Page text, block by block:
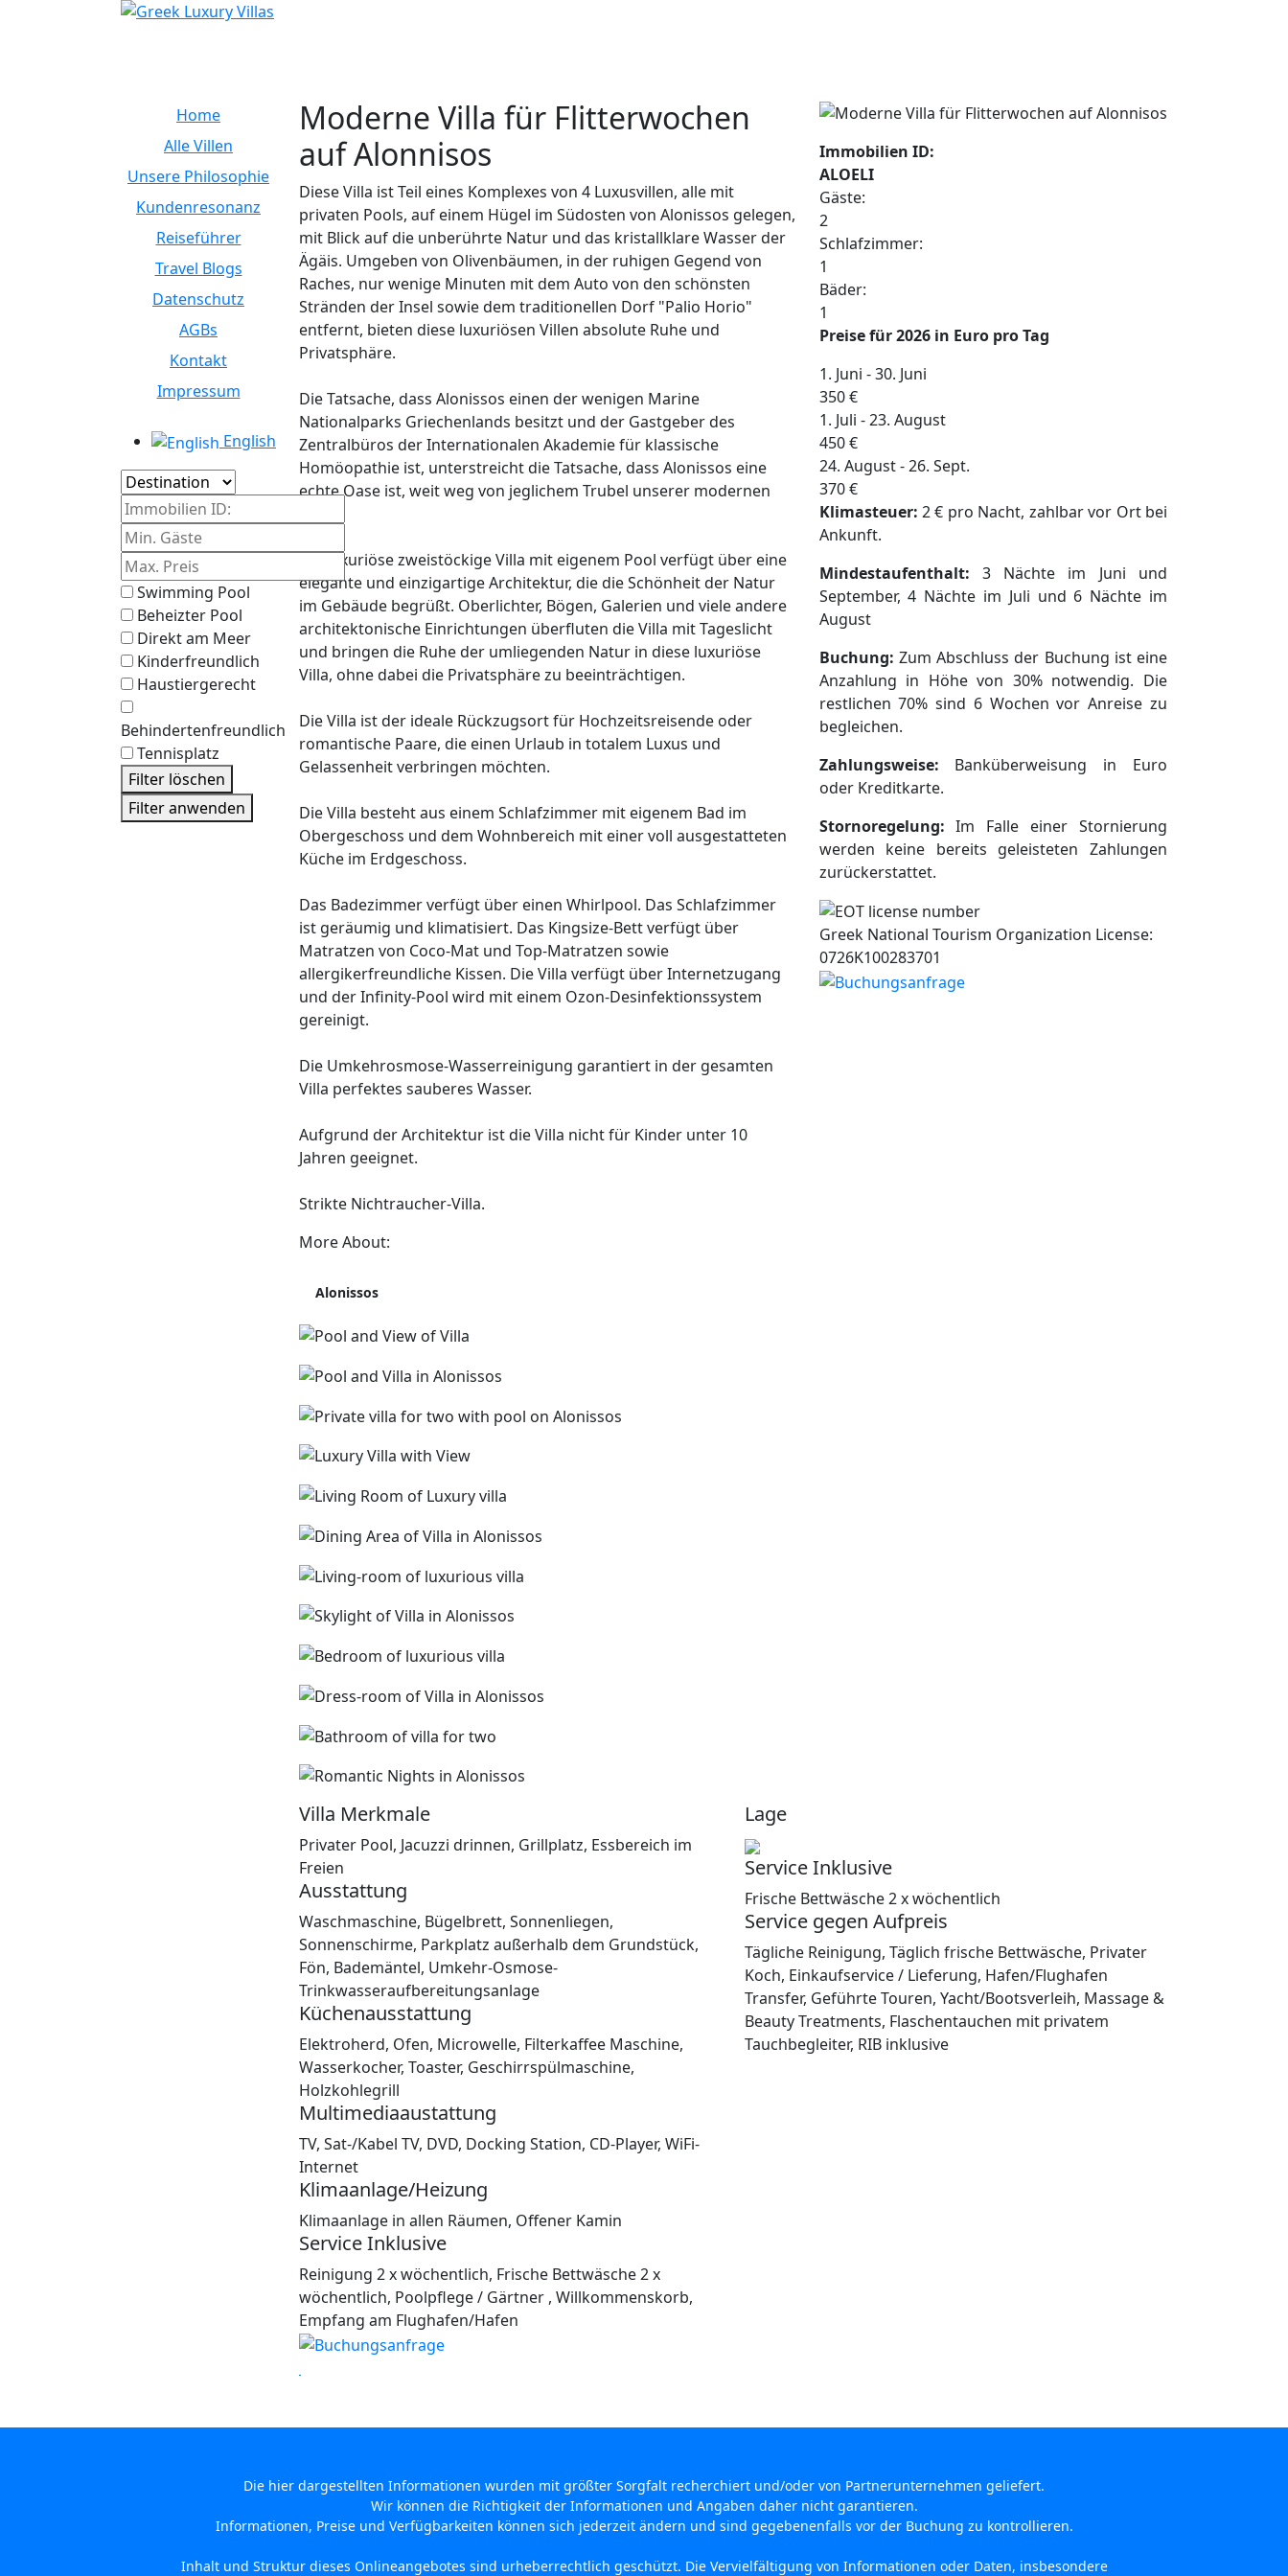
Home
Alle Villen
Unsere Philosophie
Kundenresonanz
Reiseführer
Travel Blogs
Datenschutz
AGBs
Kontakt
Impressum
English
Insel
Immobilien ID:
Swimming Pool
Beheizter Pool
Direkt am Meer
Kinderfreundlich
Haustiergerecht
Behindertenfreundlich
Tennisplatz
Filter löschen
Filter anwenden
Moderne Villa für Flitterwochen
auf Alonnisos
Diese Villa ist Teil eines Komplexes von 4 Luxusvillen, alle mit
privaten Pools, auf einem Hügel im Südosten von Alonissos gelegen,
mit Blick auf die unberührte Natur und das kristallklare Wasser der
Ägäis. Umgeben von Olivenbäumen, in der ruhigen Gegend von
Raches, nur wenige Minuten mit dem Auto von den schönsten
Stränden der Insel sowie dem traditionellen Dorf "Palio Horio"
entfernt, bieten diese luxuriösen Villen absolute Ruhe und
Privatsphäre.
Die Tatsache, dass Alonissos einen der wenigen Marine
Nationalparks Griechenlands besitzt und der Gastgeber des
Zentralbüros der Internationalen Akademie für klassische
Homöopathie ist, unterstreicht die Tatsache, dass Alonissos eine
echte Oase ist, weit weg von jeglichem Trubel unserer modernen
Die luxuriöse zweistöckige Villa mit eigenem Pool verfügt über eine
elegante und einzigartige Architektur, die die Schönheit der Natur
im Gebäude begrüßt. Oberlichter, Bögen, Galerien und viele andere
architektonische Einrichtungen überfluten die Villa mit Tageslicht
und bringen die Ruhe der umliegenden Natur in diese luxuriöse
Villa, ohne dabei die Privatsphäre zu beeinträchtigen.
Die Villa ist der ideale Rückzugsort für Hochzeitsreisende oder
romantische Paare, die einen Urlaub in totalem Luxus und
Gelassenheit verbringen möchten.
Die Villa besteht aus einem Schlafzimmer mit eigenem Bad im
Obergeschoss und dem Wohnbereich mit einer voll ausgestatteten
Küche im Erdgeschoss.
Das Badezimmer verfügt über einen Whirlpool. Das Schlafzimmer
ist geräumig und klimatisiert. Das Kingsize-Bett verfügt über
Matratzen von Coco-Mat und Top-Matratzen sowie
allergikerfreundliche Kissen. Die Villa verfügt über Internetzugang
und der Infinity-Pool wird mit einem Ozon-Desinfektionssystem
gereinigt.
Die Umkehrosmose-Wasserreinigung garantiert in der gesamten
Villa perfektes sauberes Wasser.
Aufgrund der Architektur ist die Villa nicht für Kinder unter 10
Jahren geeignet.
Strikte Nichtraucher-Villa.
More About:
Alonissos
Immobilien ID:
ALOELI
Gäste:
2
Schlafzimmer:
1
Bäder:
1
Preise für 2026 in Euro pro Tag
1. Juni - 30. Juni
350 €
1. Juli - 23. August
450 €
24. August - 26. Sept.
370 €
Klimasteuer: 2 € pro Nacht, zahlbar vor Ort bei
Ankunft.
Mindestaufenthalt: 3 Nächte im Juni und
September, 4 Nächte im Juli und 6 Nächte im
August
Buchung: Zum Abschluss der Buchung ist eine
Anzahlung in Höhe von 30% notwendig. Die
restlichen 70% sind 6 Wochen vor Anreise zu
begleichen.
Zahlungsweise: Banküberweisung in Euro
oder Kreditkarte.
Stornoregelung: Im Falle einer Stornierung
werden keine bereits geleisteten Zahlungen
zurückerstattet.
Greek National Tourism Organization License:
0726K100283701
Villa Merkmale
Privater Pool, Jacuzzi drinnen, Grillplatz, Essbereich im
Freien
Ausstattung
Waschmaschine, Bügelbrett, Sonnenliegen,
Sonnenschirme, Parkplatz außerhalb dem Grundstück,
Fön, Bademäntel, Umkehr-Osmose-
Trinkwasseraufbereitungsanlage
Küchenausstattung
Elektroherd, Ofen, Microwelle, Filterkaffee Maschine,
Wasserkocher, Toaster, Geschirrspülmaschine,
Holzkohlegrill
Multimediaaustattung
TV, Sat-/Kabel TV, DVD, Docking Station, CD-Player, WiFi-
Internet
Klimaanlage/Heizung
Klimaanlage in allen Räumen, Offener Kamin
Service Inklusive
Reinigung 2 x wöchentlich, Frische Bettwäsche 2 x
wöchentlich, Poolpflege / Gärtner , Willkommenskorb,
Empfang am Flughafen/Hafen
Lage
Service Inklusive
Frische Bettwäsche 2 x wöchentlich
Service gegen Aufpreis
Tägliche Reinigung, Täglich frische Bettwäsche, Privater
Koch, Einkaufservice / Lieferung, Hafen/Flughafen
Transfer, Geführte Touren, Yacht/Bootsverleih, Massage &
Beauty Treatments, Flaschentauchen mit privatem
Tauchbegleiter, RIB inklusive
Die hier dargestellten Informationen wurden mit größter Sorgfalt recherchiert und/oder von Partnerunternehmen geliefert.
Wir können die Richtigkeit der Informationen und Angaben daher nicht garantieren.
Informationen, Preise und Verfügbarkeiten können sich jederzeit ändern und sind gegebenenfalls vor der Buchung zu kontrollieren.
Inhalt und Struktur dieses Onlineangebotes sind urheberrechtlich geschützt. Die Vervielfältigung von Informationen oder Daten, insbesondere